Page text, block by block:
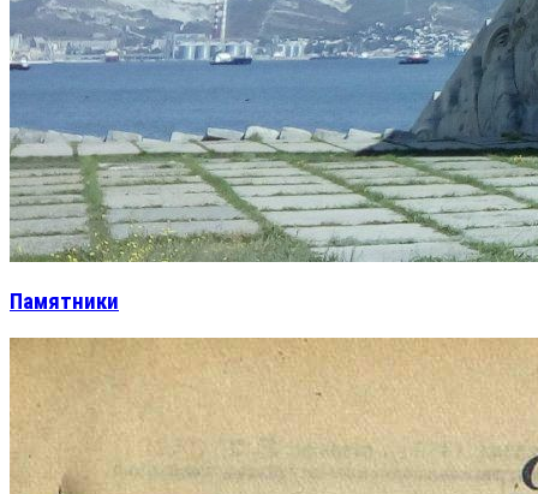
Памятники